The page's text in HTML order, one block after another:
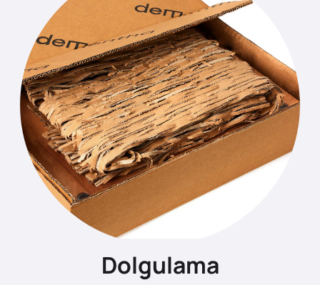
Dolgulama